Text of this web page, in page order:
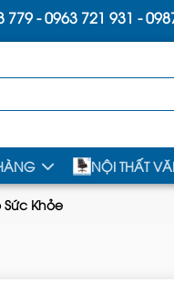
779-0963 721 931 -
NỘI THẤT
Sức Khỏe